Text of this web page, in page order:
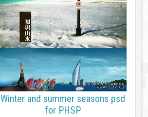
Winter and summer seasons psd
for PHSP